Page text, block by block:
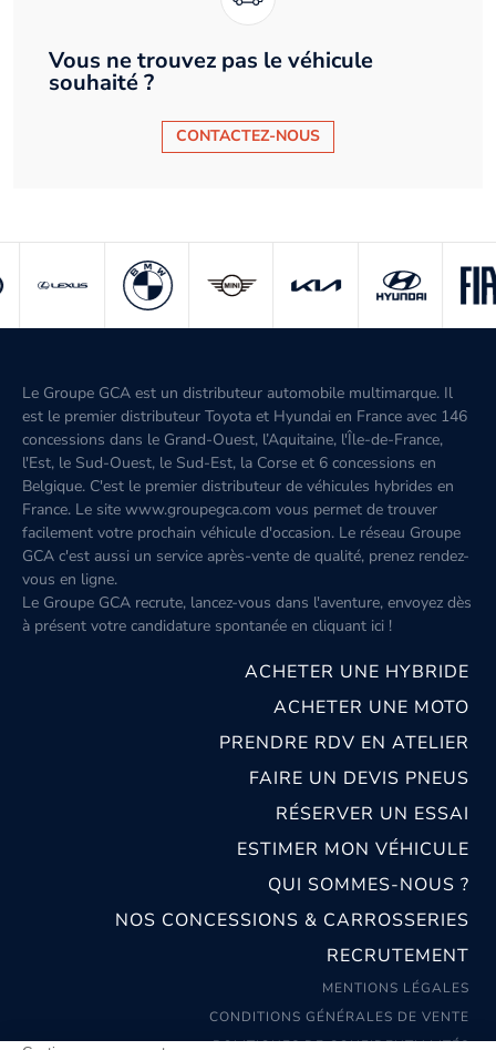
Vous ne trouvez pas le véhicule
souhaité ?
CONTACTEZ-NOUS
Le Groupe GCA est un distributeur automobile multimarque. Il
est le premier distributeur Toyota et Hyundai en France avec 146
concessions dans le Grand-Ouest, l’Aquitaine, l'Île-de-France,
l'Est, le Sud-Ouest, le Sud-Est, la Corse et 6 concessions en
Belgique. C'est le premier distributeur de véhicules hybrides en
France. Le site www.groupegca.com vous permet de trouver
facilement votre prochain véhicule d'occasion. Le réseau Groupe
GCA c'est aussi un service après-vente de qualité, prenez rendez-
vous en ligne.
Le Groupe GCA recrute, lancez-vous dans l'aventure, envoyez dès
à présent votre candidature spontanée en cliquant ici !
ACHETER UNE HYBRIDE
ACHETER UNE MOTO
PRENDRE RDV EN ATELIER
FAIRE UN DEVIS PNEUS
RÉSERVER UN ESSAI
ESTIMER MON VÉHICULE
QUI SOMMES-NOUS ?
NOS CONCESSIONS & CARROSSERIES
RECRUTEMENT
MENTIONS LÉGALES
CONDITIONS GÉNÉRALES DE VENTE
POLITIQUES DE CONFIDENTIALITÉS